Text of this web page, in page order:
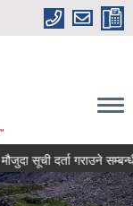
सूची दर्ता गराउने सम्बन्धी